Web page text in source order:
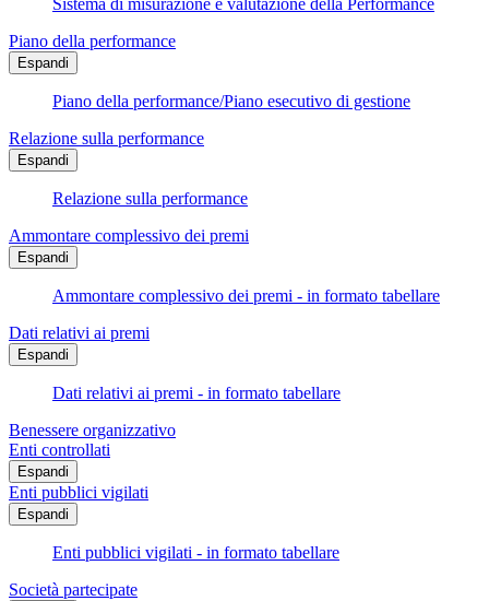
Sistema di misurazione e valutazione della Performance
Piano della performance
Espandi
Piano della performance/Piano esecutivo di gestione
Relazione sulla performance
Espandi
Relazione sulla performance
Ammontare complessivo dei premi
Espandi
Ammontare complessivo dei premi - in formato tabellare
Dati relativi ai premi
Espandi
Dati relativi ai premi - in formato tabellare
Benessere organizzativo
Enti controllati
Espandi
Enti pubblici vigilati
Espandi
Enti pubblici vigilati - in formato tabellare
Società partecipate